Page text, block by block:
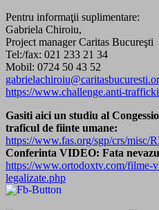
Pentru informaţii suplimentare:
Gabriela Chiroiu,
Project manager Caritas Bucureşti
Tel:/fax: 021 233 21 34
Mobil: 0724 50 43 52
https://www.challenge.anti-
Gasiti aici un studiu al
traficul de fiinte umane:
https://www.fas.org/sgp/crs/misc/
Conferinta VIDEO: Fata
https://www.ortodoxtv.com/filme-
legalizate.php